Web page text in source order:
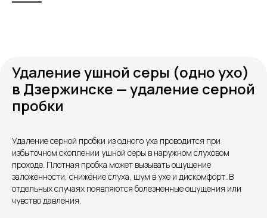
Удаление ушной серы (одно ухо)
в Дзержинске — удаление серной
пробки
Удаление серной пробки из одного уха проводится при
избыточном скоплении ушной серы в наружном слуховом
проходе. Плотная пробка может вызывать ощущение
заложенности, снижение слуха, шум в ухе и дискомфорт. В
отдельных случаях появляются болезненные ощущения или
чувство давления.
Контакты